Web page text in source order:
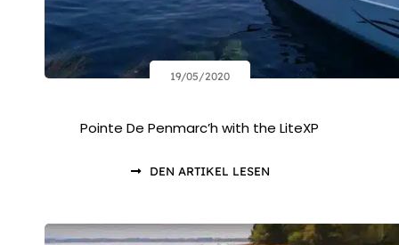
19/05/2020
Pointe De Penmarc’h with the LiteXP
DEN ARTIKEL LESEN